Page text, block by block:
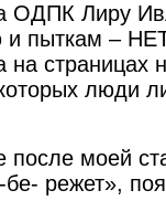
ОДПК Лиру
и пыткам –
на страницах
люди
после моей
режет»,